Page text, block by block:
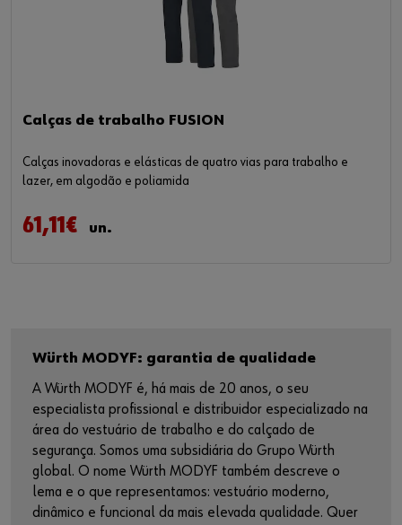
Calças de trabalho FUSION
Calças inovadoras e elásticas de quatro vias para trabalho e
lazer, em algodão e poliamida
61,11€ un.
Würth MODYF: garantia de qualidade
A Würth MODYF é, há mais de 20 anos, o seu
especialista profissional e distribuidor especializado na
área do vestuário de trabalho e do calçado de
segurança. Somos uma subsidiária do Grupo Würth
global. O nome Würth MODYF também descreve o
lema e o que representamos: vestuário moderno,
dinâmico e funcional da mais elevada qualidade. Quer